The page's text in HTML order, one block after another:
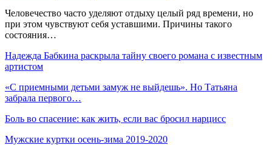
Человечество часто уделяют отдыху целый ряд времени, но
при этом чувствуют себя уставшими. Причины такого
состояния…
Надежда Бабкина раскрыла тайну своего романа с известным
артистом
«С приемными детьми замуж не выйдешь». Но Татьяна
забрала первого…
Боль во спасение: как жить, если вас бросил нарцисс
Мужские куртки осень-зима 2019-2020